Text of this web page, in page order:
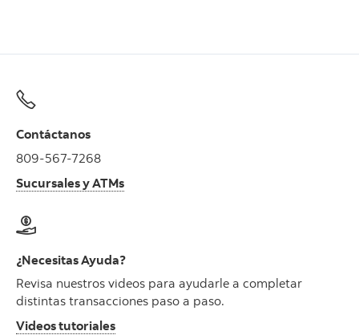
Contáctanos
809-567-7268
Sucursales y ATMs
¿Necesitas Ayuda?
Revisa nuestros videos para ayudarle a completar
distintas transacciones paso a paso.
Videos tutoriales